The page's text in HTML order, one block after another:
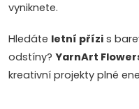
vyniknete.
Hledáte letní přízi s
odstíny? YarnArt
kreativní projekty plné